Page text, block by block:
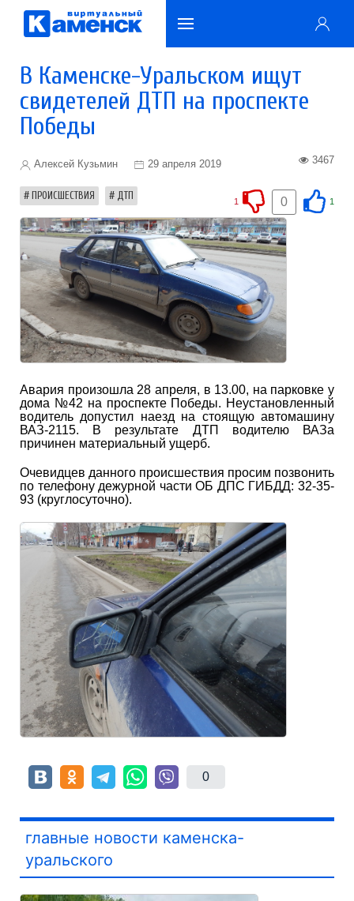
В Каменске-Уральском ищут
свидетелей ДТП на проспекте
Победы
Алексей Кузьмин 29 апреля 2019 3467
ПРОИСШЕСТВИЯ ДТП 1
0
1
Авария произошла 28 апреля, в 13.00, на парковке у
дома №42 на проспекте Победы. Неустановленный
водитель допустил наезд на стоящую автомашину
ВАЗ-2115. В результате ДТП водителю ВАЗа
причинен материальный ущерб.
Очевидцев данного происшествия просим позвонить
по телефону дежурной части ОБ ДПС ГИБДД: 32-35-
93 (круглосуточно).
0
главные новости каменска-
уральского